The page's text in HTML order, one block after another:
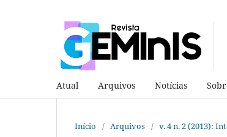
Atual Arquivos Notícias
Início / Arquivos / v. 4 n. 2 (2013):